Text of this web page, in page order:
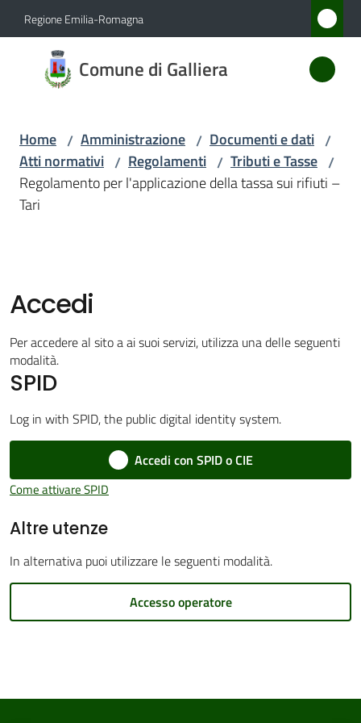
Vai al contenuto
Vai alla navigazione
Vai al footer
Regione Emilia-Romagna
Comune di Galliera
Comune
di
Amministrazione
Menu selezionato
Vivere
Galliera
Amministrazione
gli
argomenti...
Seguici
Home / Amministrazione / Documenti e dati /
Atti normativi / Regolamenti / Tributi e Tasse /
Regolamento per l'applicazione della tassa sui rifiuti –
Tari
Accedi
Per accedere al sito a ai suoi servizi, utilizza una delle seguenti
modalità.
SPID
Log in with SPID, the public digital identity system.
Accedi con SPID o CIE
Come attivare SPID
Altre utenze
In alternativa puoi utilizzare le seguenti modalità.
Accesso operatore